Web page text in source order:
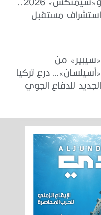
استشراف مستقبل
«سيبير» من
«أسيلسان»… درع تركيا
الجديد للدفاع الجوي